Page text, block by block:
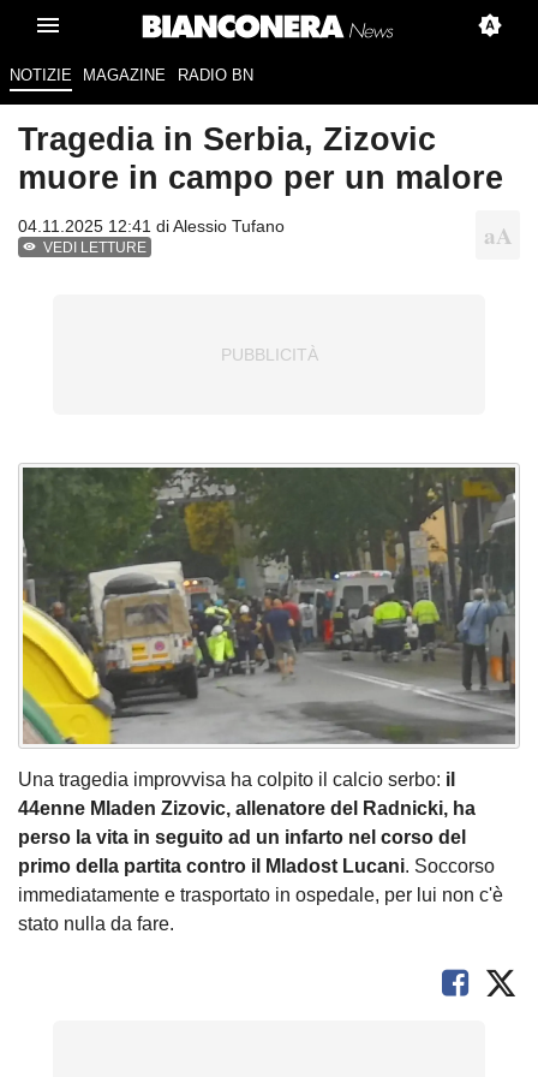
NOTIZIE MAGAZINE RADIO BN
Tragedia in Serbia, Zizovic
muore in campo per un malore
04.11.2025 12:41 diAlessio Tufano
VEDI LETTURE
Una tragedia improvvisa ha colpito il calcio serbo: il
44enne Mladen Zizovic, allenatore del Radnicki, ha
perso la vita in seguito ad un infarto nel corso del
primo della partita contro il Mladost Lucani. Soccorso
immediatamente e trasportato in ospedale, per lui non c'è
stato nulla da fare.